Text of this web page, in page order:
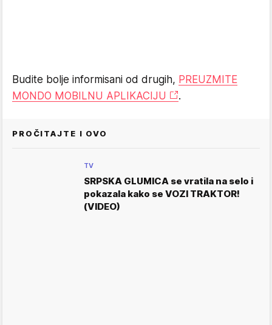
Budite bolje informisani od drugih, PREUZMITE
MONDO MOBILNU APLIKACIJU
.
PROČITAJTE I OVO
TV
SRPSKA GLUMICA se vratila na selo i
pokazala kako se VOZI TRAKTOR!
(VIDEO)